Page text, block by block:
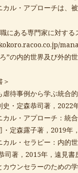
ル・アプローチは、
にある専門家に対す
”の内的世界及び外的
＞
虐待事例から学ぶ統合
・定森恭司著，2022
カル・アプローチ：統
定森露子著，2019年
カル・セラピー：内的
著，2015年，遠見書
カウンセラーのための